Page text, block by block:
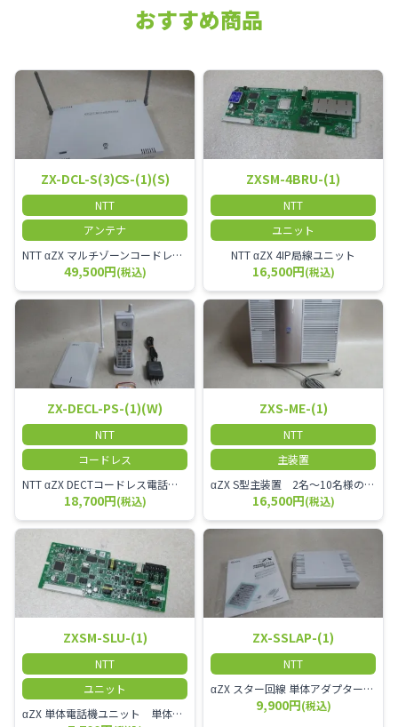
おすすめ商品
ZX-DCL-S(3)CS-(1)(S)
NTT
アンテナ
NTT αZX マルチゾーンコードレススター増設アンテナ
49,500円(税込)
ZXSM-4BRU-(1)
NTT
ユニット
NTT αZX 4IP局線ユニット
16,500円(税込)
ZX-DECL-PS-(1)(W)
NTT
コードレス
NTT αZX DECTコードレス電話機 電波方式がDECTで、 防水機能（IPX4:あらゆる方向からの水の飛まつを受けても有害な影響を受けない。)を備えた 接続装置と子機の一対シングルゾーンコードレスです。
18,700円(税込)
ZXS-ME-(1)
NTT
主装置
αZX S型主装置 2名～10名様のオフィスに適しております。
16,500円(税込)
ZXSM-SLU-(1)
NTT
ユニット
αZX 単体電話機ユニット 単体電話機、複合機、ドアホン等、 2台分収容可能にするユニット
ZX-SSLAP-(1)
NTT
αZX スター回線 単体アダプター 受付電話機、ドアホン、FAX等を1台収容できる装置です。
9,900円(税込)